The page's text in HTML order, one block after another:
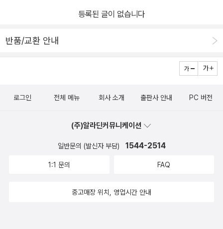
는 순간] 적절한 거리를 지키며 홀로 온전히 설 수 있게 하는 그림 “영
앞에 인물이 숨을 쉬는 듯하다.” 아낌없는 찬사를 보내며, 매주 그의
술가의 삶을 생생하게 소개하는 이원율 작가가 이번 책에서도 감동의
순간들을 총 4개의 장으로 나누어 소개한다. 1장은 ‘위로가 필요한 순
않고 삶의 의미를 찾아낸 작가들과 그 작품을 주로 다뤘다. 삶이 주는
고난을 오히려 축복으로 여기며, 아름다운 명작으로 승화해낸 그들의
가 필요한 순간’에 필요한 그림으로, 불안과 타고난 결핍, 사회적 냉대
들의 작품을 소개한다. 3장은 ‘버텨야 하는 순간’에 봐야 할 그림으로,
등록된 글이 없습니다
반품/교환 안내
로그인 전체 메뉴 회사 소개 출판사 안내 PC 버전
(주)알라딘커뮤니케이션
일반문의 (발신자 부담) 1544-2514
1:1 문의 FAQ
중고매장 위치, 영업시간 안내